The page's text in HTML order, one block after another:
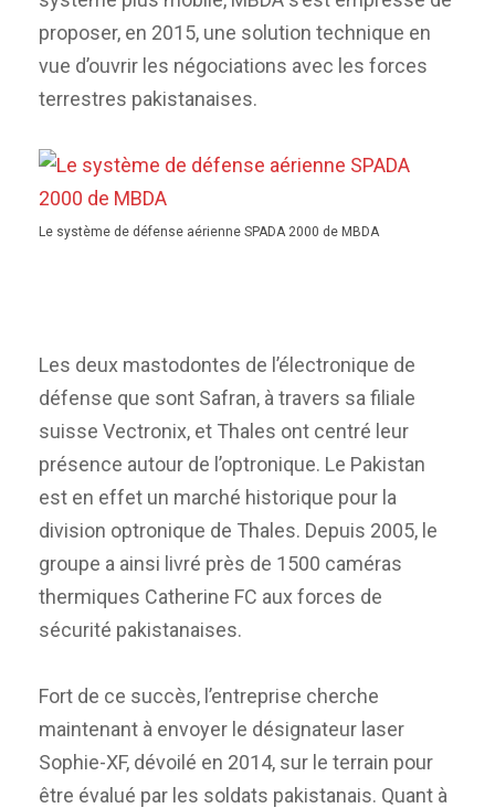
proposer, en 2015, une solution technique en
vue d’ouvrir les négociations avec les forces
terrestres pakistanaises.
Le système de défense aérienne SPADA 2000 de MBDA
Les deux mastodontes de l’électronique de
défense que sont Safran, à travers sa filiale
suisse Vectronix, et Thales ont centré leur
présence autour de l’optronique. Le Pakistan
est en effet un marché historique pour la
division optronique de Thales. Depuis 2005, le
groupe a ainsi livré près de 1500 caméras
thermiques Catherine FC aux forces de
sécurité pakistanaises.
Fort de ce succès, l’entreprise cherche
maintenant à envoyer le désignateur laser
Sophie-XF, dévoilé en 2014, sur le terrain pour
être évalué par les soldats pakistanais. Quant à